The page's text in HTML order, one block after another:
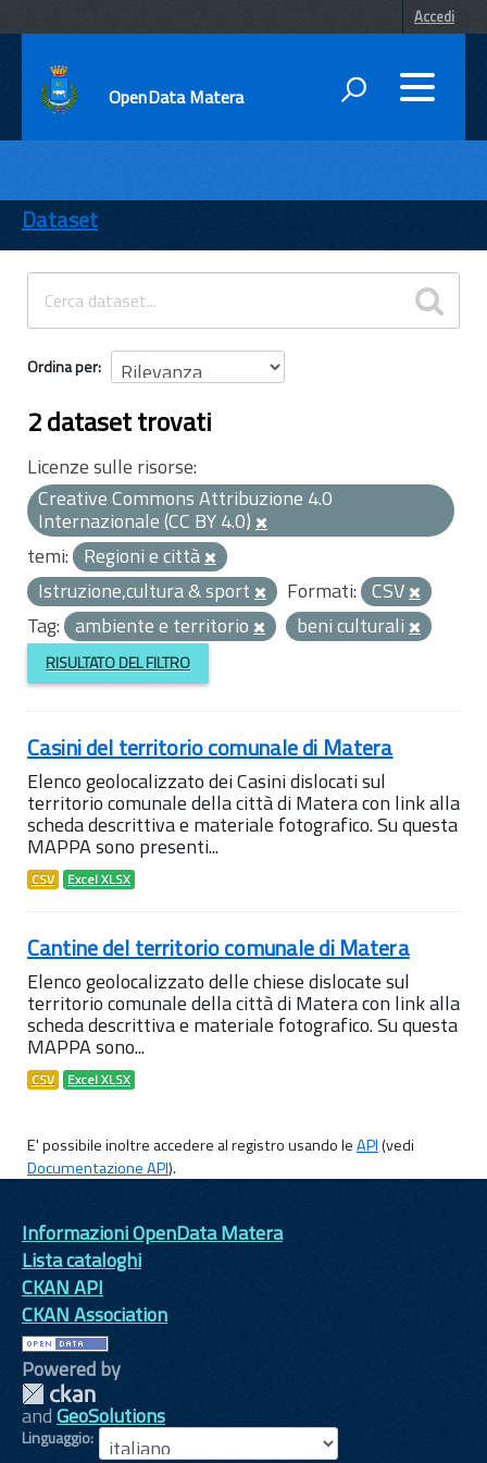
Accedi
OpenData Matera
ENTI
TEMI
INFORMAZIONI
Dataset
Ordina per
2 dataset trovati
Licenze sulle risorse:
Creative Commons Attribuzione 4.0
Internazionale (CC BY 4.0)
temi: Regioni e città
Istruzione,cultura & sport
Formati: CSV
Tag: ambiente e territorio beni culturali
RISULTATO DEL FILTRO
Casini del territorio comunale di Matera
Elenco geolocalizzato dei Casini dislocati sul
territorio comunale della città di Matera con link alla
scheda descrittiva e materiale fotografico. Su questa
MAPPA sono presenti...
CSV Excel XLSX
Cantine del territorio comunale di Matera
Elenco geolocalizzato delle chiese dislocate sul
territorio comunale della città di Matera con link alla
scheda descrittiva e materiale fotografico. Su questa
MAPPA sono...
CSV Excel XLSX
E' possibile inoltre accedere al registro usando leAPI(vedi
Documentazione API).
Informazioni OpenData Matera
Lista cataloghi
CKAN API
CKAN Association
Powered by
andGeoSolutions
Linguaggio